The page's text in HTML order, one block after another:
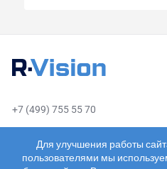
+7 (499) 755 55 70
Для улучшения работы
пользователями мы